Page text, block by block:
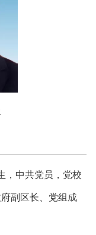
中共党员，党校
副区长、党组成